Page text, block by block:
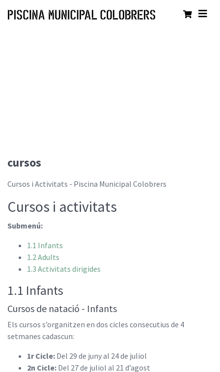
cursos
Cursos i Activitats - Piscina Municipal Colobrers
Cursos i activitats
Submenú:
1.1 Infants
1.2 Adults
1.3 Activitats dirigides
1.1 Infants
Cursos de natació - Infants
Els cursos s’organitzen en dos cicles consecutius de 4
setmanes cadascun:
1r Cicle: Del 29 de juny al 24 de juliol
2n Cicle: Del 27 de juliol al 21 d’agost